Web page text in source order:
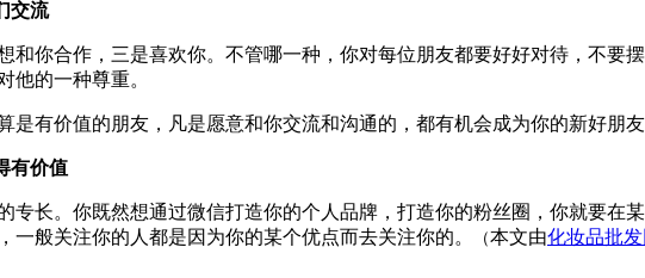
交流
合作，三是喜欢你。不管哪一种，你对每位朋友都要好好对待，不要
他的一种尊重。
价值的朋友，凡是愿意和你交流和沟通的，都有机会成为你的新好朋友
有价值
长。你既然想通过微信打造你的个人品牌，打造你的粉丝圈，你就要在
般关注你的人都是因为你的某个优点而去关注你的。
（本文由化妆品批发